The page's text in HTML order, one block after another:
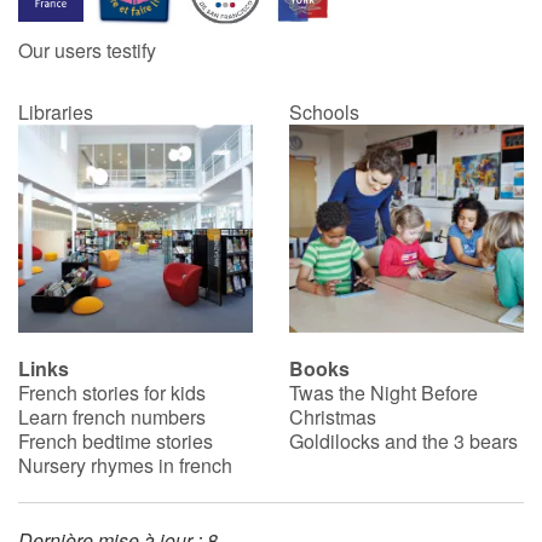
Catalogue anglais
Contraste +
Help
Home
Family
Schools
Libraries
Our users testify
Libraries Schools
Links
French stories for kids
Learn french numbers
French bedtime stories
Nursery rhymes in french
Books
Twas the Night Before
Christmas
Goldilocks and the 3 bears